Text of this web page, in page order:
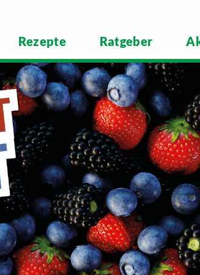
Rezepte Ratgeber